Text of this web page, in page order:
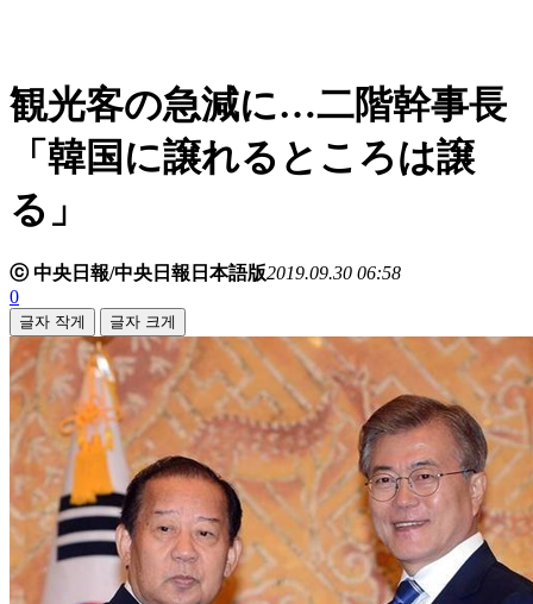
観光客の急減に…二階幹事長
「韓国に譲れるところは譲
る」
ⓒ 中央日報/中央日報日本語版2019.09.30 06:58
0
글자 작게 글자 크게